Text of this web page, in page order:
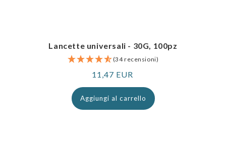
Lancette universali - 30G, 100pz
(34 recensioni)
Prezzo
normale
11,47 EUR
Aggiungi al carrello